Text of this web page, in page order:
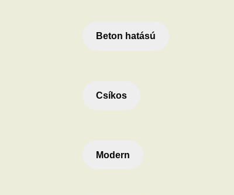
Beton hatású
Csíkos
Modern